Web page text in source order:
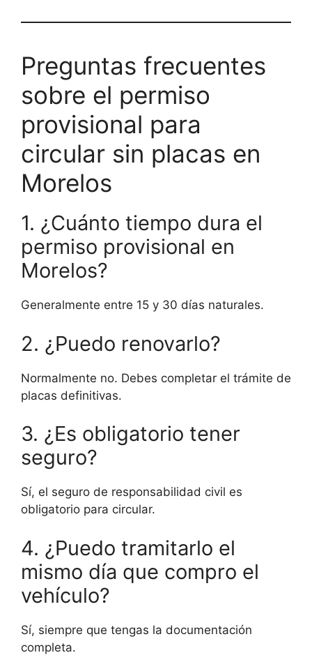
Preguntas frecuentes
sobre el permiso
provisional para
circular sin placas en
Morelos
1. ¿Cuánto tiempo dura el
permiso provisional en
Morelos?
Generalmente entre 15 y 30 días naturales.
2. ¿Puedo renovarlo?
Normalmente no. Debes completar el trámite de
placas definitivas.
3. ¿Es obligatorio tener
seguro?
Sí, el seguro de responsabilidad civil es
obligatorio para circular.
4. ¿Puedo tramitarlo el
mismo día que compro el
vehículo?
Sí, siempre que tengas la documentación
completa.